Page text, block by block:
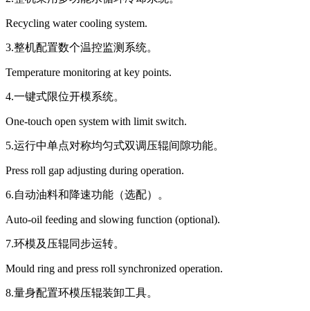
Recycling water cooling system.
3.整机配置数个温控监测系统。
Temperature monitoring at key points.
4.一键式限位开模系统。
One-touch open system with limit switch.
5.运行中单点对称均匀式双调压辊间隙功能。
Press roll gap adjusting during operation.
6.自动油料和降速功能（选配）。
Auto-oil feeding and slowing function (optional).
7.环模及压辊同步运转。
Mould ring and press roll synchronized operation.
8.量身配置环模压辊装卸工具。